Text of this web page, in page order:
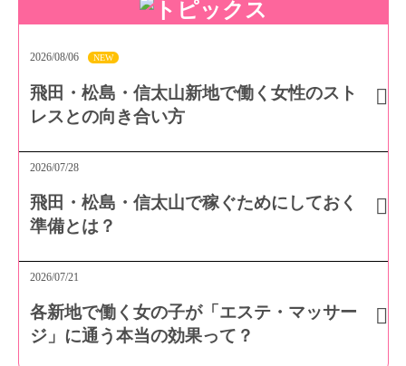
2026/08/06 NEW
飛田・松島・信太山新地で働く女性のスト
レスとの向き合い方
2026/07/28
飛田・松島・信太山で稼ぐためにしておく
準備とは？
2026/07/21
各新地で働く女の子が「エステ・マッサー
ジ」に通う本当の効果って？